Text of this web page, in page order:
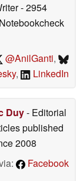
- 2954
@AnilGanti,
, LinkedIn
Duy- Editorial
published
2008
Facebook